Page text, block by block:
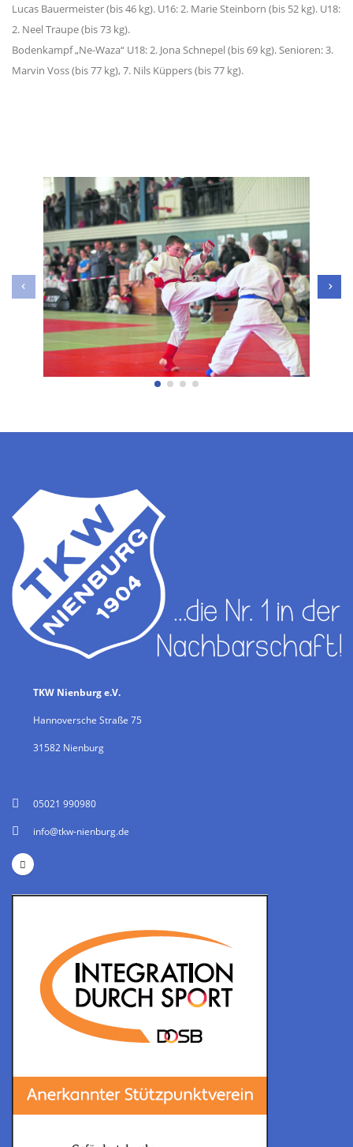
Lucas Bauermeister (bis 46 kg). U16: 2. Marie Steinborn (bis 52 kg). U18:
2. Neel Traupe (bis 73 kg).
Bodenkampf „Ne-Waza“ U18: 2. Jona Schnepel (bis 69 kg). Senioren: 3.
Marvin Voss (bis 77 kg), 7. Nils Küppers (bis 77 kg).
TKW Nienburg e.V.
Hannoversche Straße 75
31582 Nienburg
05021 990980
info@tkw-nienburg.de